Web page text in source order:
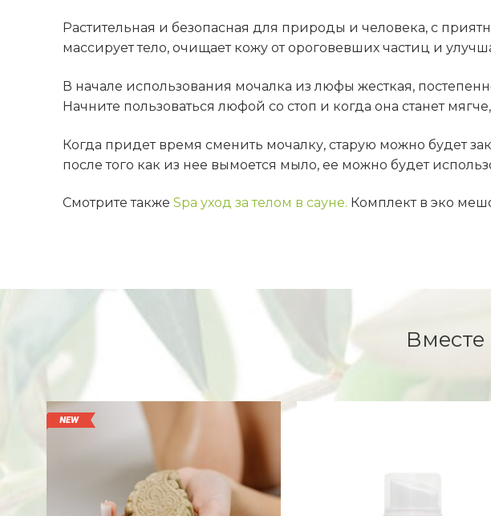
Растительная и безопасная для природы и человека, с
массирует тело, очищает кожу от ороговевших частиц и
В начале использования мочалка из люфы жесткая,
Начните пользоваться люфой со стоп и когда она станет
Когда придет время сменить мочалку, старую можно будет
после того как из нее вымоется мыло, ее можно будет
Смотрите также Spa уход за телом в сауне. Комплект в эко